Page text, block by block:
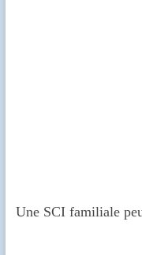
Une SCI familiale